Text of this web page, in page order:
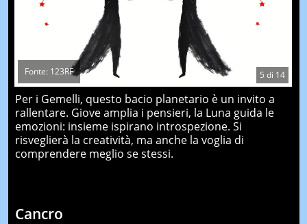
5 di 14
Fonte: 123RF
Per i Gemelli, questo bacio planetario è un invito a
rallentare. Giove amplia i pensieri, la Luna guida le
emozioni: insieme ispirano introspezione. Si
risveglierà la creatività, ma anche la voglia di
comprendere meglio se stessi.
Cancro